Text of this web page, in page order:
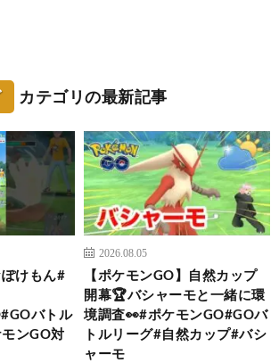
カテゴリの最新記事
けもん#
バトル
ンGO対
2026.08.05
【ポケモンGO】自然カップ
開幕🏆バシャーモと一緒に環
境調査👀#ポケモンGO#GOバ
トルリーグ#自然カップ#バシ
ャーモ